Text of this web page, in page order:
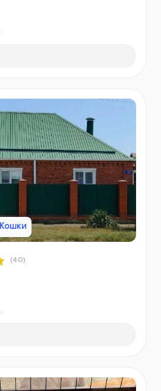
Кошки
(40)